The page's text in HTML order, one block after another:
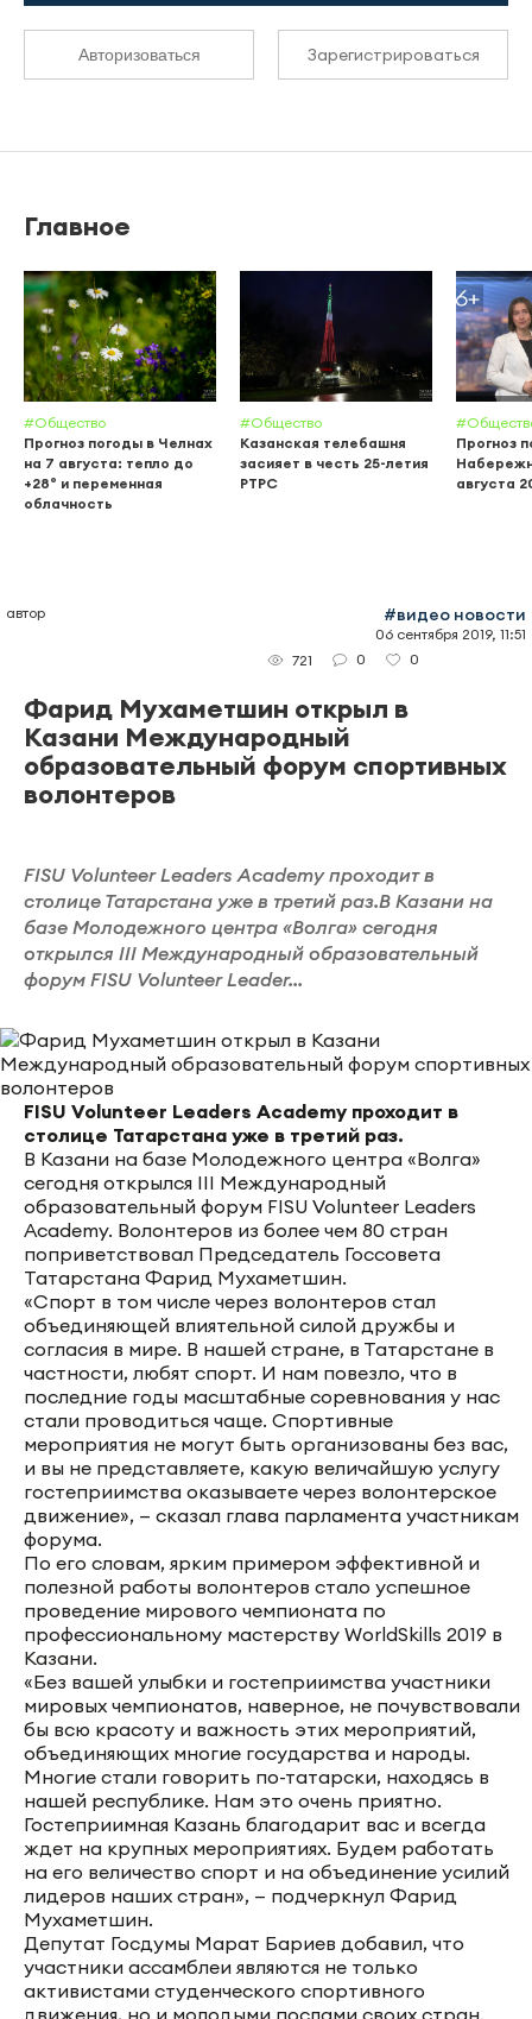
Авторизоваться Зарегистрироваться
Главное
#Общество
Прогноз погоды в Челнах
на 7 августа: тепло до
+28° и переменная
облачность
#Общество
Казанская телебашня
засияет в честь 25-летия
РТРС
Прогноз
августа
автор #видео новости
06 сентября 2019, 11:51
721
0 0
Фарид Мухаметшин открыл в
Казани Международный
образовательный форум спортивных
волонтеров
FISU Volunteer Leaders Academy проходит в
столице Татарстана уже в третий раз.В Казани на
базе Молодежного центра «Волга» сегодня
открылся III Международный образовательный
форум FISU Volunteer Leader...
FISU Volunteer Leaders Academy проходит в
столице Татарстана уже в третий раз.
В Казани на базе Молодежного центра «Волга»
сегодня открылся III Международный
образовательный форум FISU Volunteer Leaders
Academy. Волонтеров из более чем 80 стран
поприветствовал Председатель Госсовета
Татарстана Фарид Мухаметшин.
«Спорт в том числе через волонтеров стал
объединяющей влиятельной силой дружбы и
согласия в мире. В нашей стране, в Татарстане в
частности, любят спорт. И нам повезло, что в
последние годы масштабные соревнования у нас
стали проводиться чаще. Спортивные
мероприятия не могут быть организованы без вас,
и вы не представляете, какую величайшую услугу
гостеприимства оказываете через волонтерское
движение», — сказал глава парламента участникам
форума.
По его словам, ярким примером эффективной и
полезной работы волонтеров стало успешное
проведение мирового чемпионата по
профессиональному мастерству WorldSkills 2019 в
Казани.
«Без вашей улыбки и гостеприимства участники
мировых чемпионатов, наверное, не почувствовали
бы всю красоту и важность этих мероприятий,
объединяющих многие государства и народы.
Многие стали говорить по-татарски, находясь в
нашей республике. Нам это очень приятно.
Гостеприимная Казань благодарит вас и всегда
ждет на крупных мероприятиях. Будем работать
на его величество спорт и на объединение усилий
лидеров наших стран», — подчеркнул Фарид
Мухаметшин.
Депутат Госдумы Марат Бариев добавил, что
участники ассамблеи являются не только
активистами студенческого спортивного
движения, но и молодыми послами своих стран.